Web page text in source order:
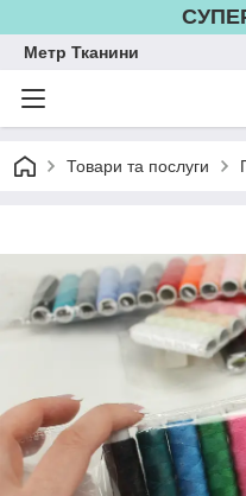
Метр Тканини
Товари та послуги